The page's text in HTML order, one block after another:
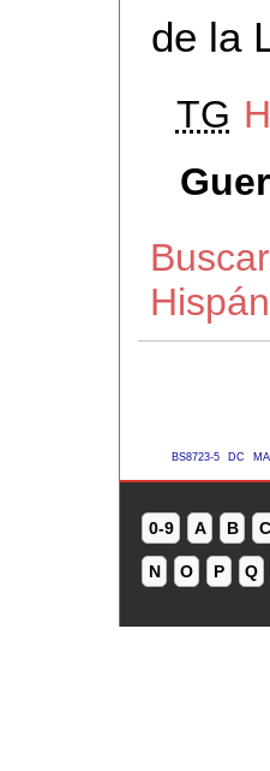
de la
TG
Buscar
BS8723-5 DC
0-9 A B C
N O P Q